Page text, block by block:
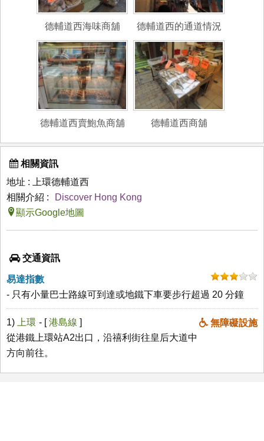
德輔道西海味商舖 德輔道西的通道情況
德輔道西賣鮑魚商舖 德輔道西商舖
相關資訊
地址 : 上環德輔道西
相關介紹 :
Discover Hong Kong
顯示Google地圖
交通資訊
易達指數
- 只有小量巴士路線可到達或地鐵下車要步行超過 20 分鐘
1) 上環 無障礙設施
- [港島線 ]
從港鐵上環站A2出口，沿禧利街往皇后大道中
方向前往。